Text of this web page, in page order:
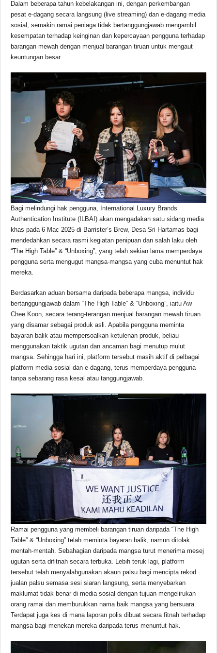
c
e
b
o
o
k
at
s
A
p
p
e
a
d
p
y
Li
k
ar
e
Dalam beberapa tahun kebelakangan ini, dengan perkembangan
pesat e-dagang secara langsung (live streaming) dan e-dagang media
sosial, semakin ramai peniaga tidak bertanggungjawab mengambil
kesempatan terhadap keinginan dan kepercayaan pengguna terhadap
barangan mewah dengan menjual barangan tiruan untuk mengaut
keuntungan besar.
Bagi melindungi hak pengguna, International Luxury Brands
Authentication Institute (ILBAI) akan mengadakan satu sidang media
khas pada 6 Mac 2025 di Barrister’s Brew, Desa Sri Hartamas bagi
mendedahkan secara rasmi kegiatan penipuan dan salah laku oleh
“The High Table” & “Unboxing”, yang telah sekian lama memperdaya
pengguna serta mengugut mangsa-mangsa yang cuba menuntut hak
mereka.
Berdasarkan aduan bersama daripada beberapa mangsa, individu
bertanggungjawab dalam “The High Table” & “Unboxing”, iaitu Aw
Chee Koon, secara terang-terangan menjual barangan mewah tiruan
yang disamar sebagai produk asli. Apabila pengguna meminta
bayaran balik atau mempersoalkan ketulenan produk, beliau
menggunakan taktik ugutan dan ancaman bagi menutup mulut
mangsa. Sehingga hari ini, platform tersebut masih aktif di pelbagai
platform media sosial dan e-dagang, terus memperdaya pengguna
tanpa sebarang rasa kesal atau tanggungjawab.
Ramai pengguna yang membeli barangan tiruan daripada “The High
Table” & “Unboxing” telah meminta bayaran balik, namun ditolak
mentah-mentah. Sebahagian daripada mangsa turut menerima mesej
ugutan serta difitnah secara terbuka. Lebih teruk lagi, platform
tersebut telah menyalahgunakan akaun palsu bagi mencipta rekod
jualan palsu semasa sesi siaran langsung, serta menyebarkan
maklumat tidak benar di media sosial dengan tujuan mengelirukan
orang ramai dan memburukkan nama baik mangsa yang bersuara.
Terdapat juga kes di mana laporan polis dibuat secara fitnah terhadap
mangsa bagi menekan mereka daripada terus menuntut hak.